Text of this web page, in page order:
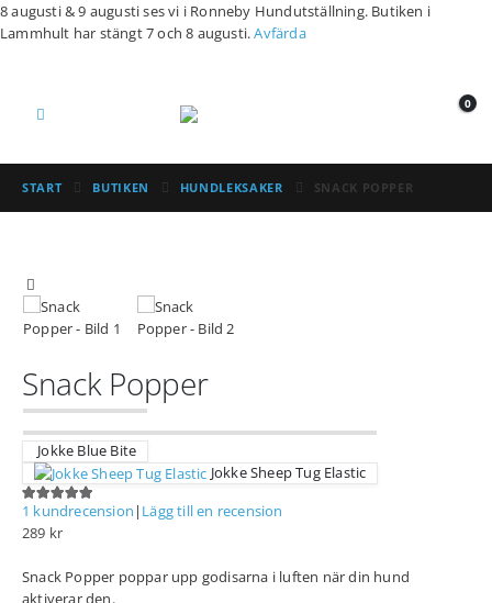
8 augusti & 9 augusti ses vi i Ronneby Hundutställning. Butiken i
Lammhult har stängt 7 och 8 augusti.Avfärda
0
START BUTIKEN HUNDLEKSAKER SNACK POPPER
Snack Popper
Jokke Blue Bite
Jokke Sheep Tug Elastic
5.00out of 5
1 kundrecension | Lägg till en recension
289 kr
Snack Popper poppar upp godisarna i luften när din hund
aktiverar den.